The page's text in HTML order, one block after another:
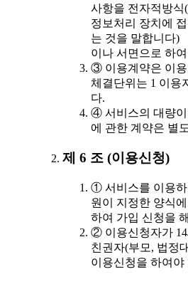
사항을 전자적방식
정보처리 장치에
는 것을 말합니다)
이나 서면으로 하
③ 이용계약은 이
체결단위는 1 이용
다.
④ 서비스의 대량이
에 관한 계약은 별
제 6 조 (이용신청)
① 서비스를 이용하
원이 지정한 양식
하여 가입 신청을
② 이용신청자가
친권자(부모, 법정
이용신청을 하여야